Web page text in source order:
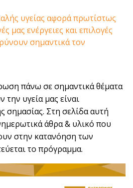
υγείας αφορά πρωτίστως
μας ενέργειες και επιλογές
σημαντικά τον
πάνω σε σημαντικά θέματα
υγεία μας είναι
σημασίας. Στη σελίδα αυτή
άθρα & υλικό που
στην κατανόηση των
το πρόγραμμα.